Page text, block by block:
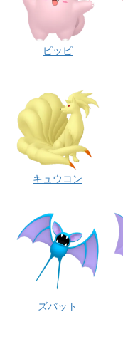
ピッピ
キュウコン
ズバット